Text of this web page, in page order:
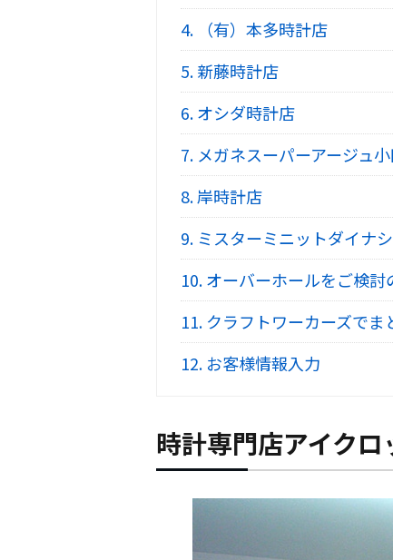
4. （有）本多時計店
5.新藤時計店
6.オシダ時計店
7. メガネスーパーアージュ
8.岸時計店
9. ミスターミニットダイナ
10.オーバーホールをご検討
11. クラフトワーカーズでま
12. お客様情報入力
時計専門店アイク